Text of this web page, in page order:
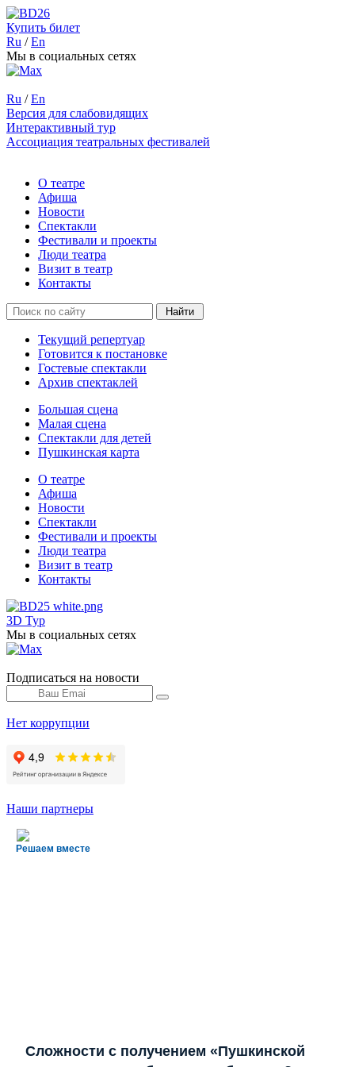
Купить билет
Ru /En
Мы в социальных сетях
Ru / En
Версия для слабовидящих
Интерактивный тур
Ассоциация театральных фестивалей
О театре
Афиша
Новости
Спектакли
Фестивали и проекты
Люди театра
Визит в театр
Контакты
Текущий репертуар
Готовится к постановке
Гостевые спектакли
Архив спектаклей
Большая сцена
Малая сцена
Спектакли для детей
Пушкинская карта
О театре
Афиша
Новости
Спектакли
Фестивали и проекты
Люди театра
Визит в театр
Контакты
3D Тур
Мы в социальных сетях
Подписаться на новости
Нет коррупции
Наши партнеры
Решаем вместе
Сложности с получением «Пушкинской